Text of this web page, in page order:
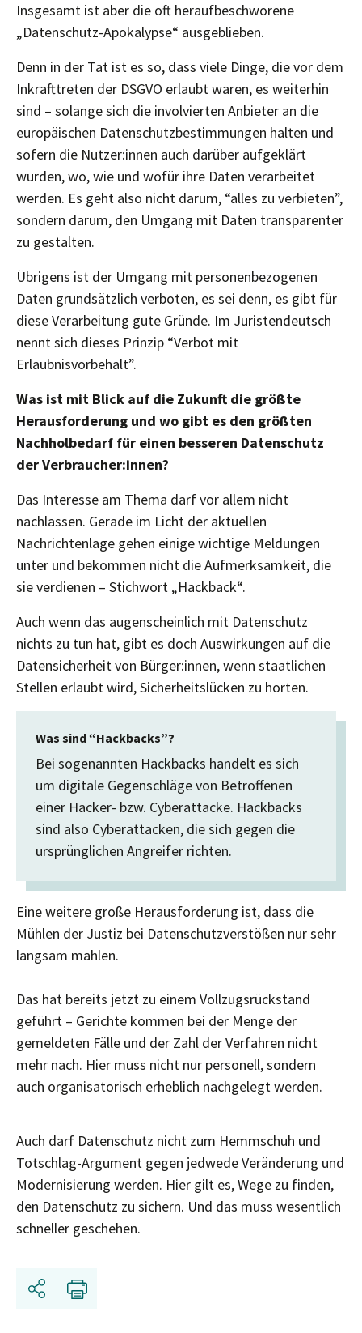
Insgesamt ist aber die oft heraufbeschworene
„Datenschutz-Apokalypse“ ausgeblieben.
Denn in der Tat ist es so, dass viele Dinge, die vor dem
Inkrafttreten der DSGVO erlaubt waren, es weiterhin
sind – solange sich die involvierten Anbieter an die
europäischen Datenschutzbestimmungen halten und
sofern die Nutzer:innen auch darüber aufgeklärt
wurden, wo, wie und wofür ihre Daten verarbeitet
werden. Es geht also nicht darum, “alles zu verbieten”,
sondern darum, den Umgang mit Daten transparenter
zu gestalten.
Übrigens ist der Umgang mit personenbezogenen
Daten grundsätzlich verboten, es sei denn, es gibt für
diese Verarbeitung gute Gründe. Im Juristendeutsch
nennt sich dieses Prinzip “Verbot mit
Erlaubnisvorbehalt”.
Was ist mit Blick auf die Zukunft die größte
Herausforderung und wo gibt es den größten
Nachholbedarf für einen besseren Datenschutz
der Verbraucher:innen?
Das Interesse am Thema darf vor allem nicht
nachlassen. Gerade im Licht der aktuellen
Nachrichtenlage gehen einige wichtige Meldungen
unter und bekommen nicht die Aufmerksamkeit, die
sie verdienen – Stichwort „Hackback“.
Auch wenn das augenscheinlich mit Datenschutz
nichts zu tun hat, gibt es doch Auswirkungen auf die
Datensicherheit von Bürger:innen, wenn staatlichen
Stellen erlaubt wird, Sicherheitslücken zu horten.
Was sind “Hackbacks”?
Bei sogenannten Hackbacks handelt es sich
um digitale Gegenschläge von Betroffenen
einer Hacker- bzw. Cyberattacke. Hackbacks
sind also Cyberattacken, die sich gegen die
ursprünglichen Angreifer richten.
Eine weitere große Herausforderung ist, dass die
Mühlen der Justiz bei Datenschutzverstößen nur sehr
langsam mahlen.
Das hat bereits jetzt zu einem Vollzugsrückstand
geführt – Gerichte kommen bei der Menge der
gemeldeten Fälle und der Zahl der Verfahren nicht
mehr nach. Hier muss nicht nur personell, sondern
auch organisatorisch erheblich nachgelegt werden.
Auch darf Datenschutz nicht zum Hemmschuh und
Totschlag-Argument gegen jedwede Veränderung und
Modernisierung werden. Hier gilt es, Wege zu finden,
den Datenschutz zu sichern. Und das muss wesentlich
schneller geschehen.
Share